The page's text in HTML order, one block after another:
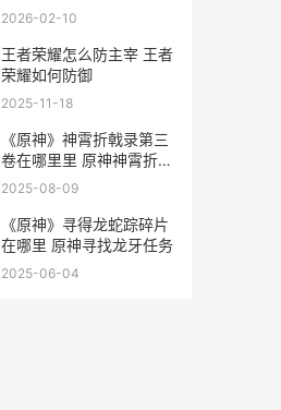
2026-02-10
王者荣耀怎么防主宰 王者
荣耀如何防御
2025-11-18
《原神》神霄折戟录第三
卷在哪里里 原神神霄折戟
录位置全套
2025-08-09
《原神》寻得龙蛇踪碎片
在哪里 原神寻找龙牙任务
2025-06-04